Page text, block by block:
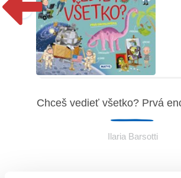
Chceš vedieť všetko? Prvá
Ilaria Barsotti